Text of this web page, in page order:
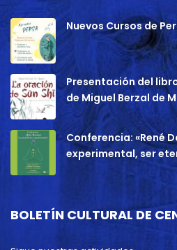
Nuevos Cursos de
Presentación del
de Miguel Berzal de
Conferencia: «René
experimental, ser
BOLETÍN CULTURAL DE